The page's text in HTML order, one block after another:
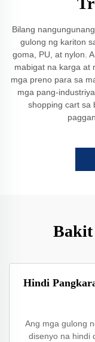
Bilang
gulong ng kariton
goma, PU, at nylon.
mabigat na karga at
mga preno para sa
mga pang-
shopping cart sa
Bakit
Hindi
Ang mga gulong
disenyo na hindi